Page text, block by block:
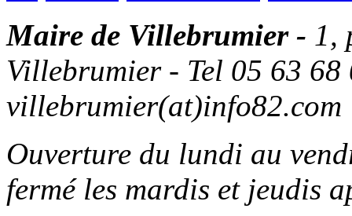
Maire de Villebrumier - 1,
Villebrumier - Tel 05 63
villebrumier(at)info82.com
Ouverture du lundi au
fermé les mardis et jeudis